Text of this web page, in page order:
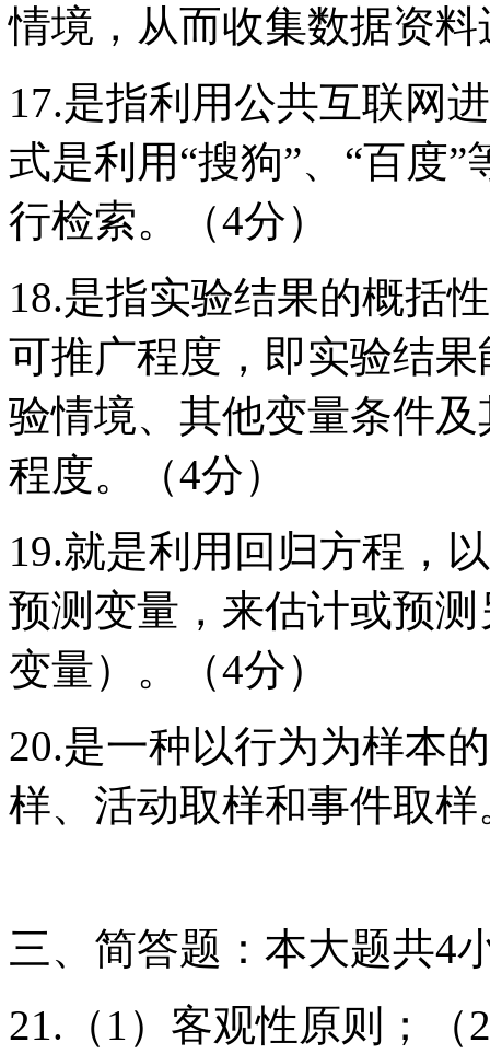
情境，从而收集数据资
17.是指利用公共互联网
式是利用“搜狗”、“百度
行检索。（4分）
18.是指实验结果的概括
可推广程度，即实验结
验情境、其他变量条件
程度。（4分）
19.就是利用回归方程，
预测变量，来估计或预
变量）。（4分）
20.是一种以行为为样本
样、活动取样和事件取样
三、简答题：本大题共4
21.（1）客观性原则；（